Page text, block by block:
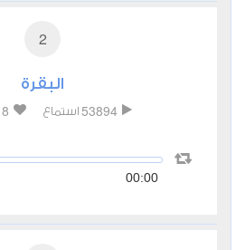
2
البقرة
53894 استماع 8
00:00